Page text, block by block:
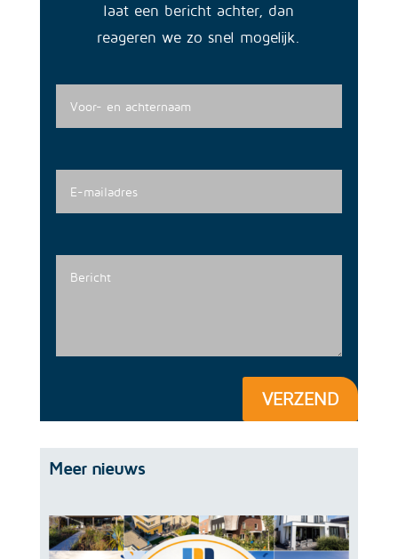
laat een bericht achter, dan
reageren we zo snel mogelijk.
VERZEND
Meer nieuws